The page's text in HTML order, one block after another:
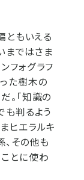
ともいえる
まではさま
フォグラフ
た樹木の
。「知識の
も判るよう
ヒエラルキ
、その他も
とに使わ